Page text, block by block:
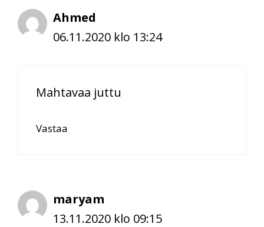
Ahmed
06.11.2020 klo 13:24
Mahtavaa juttu
Vastaa
maryam
13.11.2020 klo 09:15